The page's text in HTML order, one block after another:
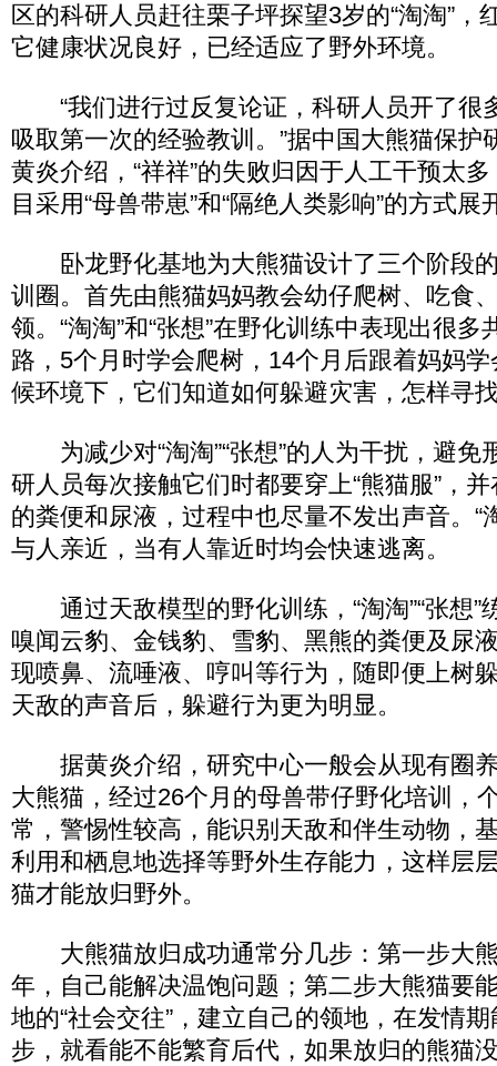
区的科研人员赶往栗子坪探望3岁的“淘淘”，
它健康状况良好，已经适应了野外环境。
“我们进行过反复论证，科研人员开了很
吸取第一次的经验教训。”据中国大熊猫保护
黄炎介绍，“祥祥”的失败归因于人工干预太
目采用“母兽带崽”和“隔绝人类影响”的方式展
卧龙野化基地为大熊猫设计了三个阶段
训圈。首先由熊猫妈妈教会幼仔爬树、吃食
领。“淘淘”和“张想”在野化训练中表现出很
路，5个月时学会爬树，14个月后跟着妈妈
候环境下，它们知道如何躲避灾害，怎样寻
为减少对“淘淘”“张想”的人为干扰，避免
研人员每次接触它们时都要穿上“熊猫服”，
的粪便和尿液，过程中也尽量不发出声音。“
与人亲近，当有人靠近时均会快速逃离。
通过天敌模型的野化训练，“淘淘”“张想”
嗅闻云豹、金钱豹、雪豹、黑熊的粪便及尿
现喷鼻、流唾液、哼叫等行为，随即便上树
天敌的声音后，躲避行为更为明显。
据黄炎介绍，研究中心一般会从现有圈
大熊猫，经过26个月的母兽带仔野化培训，
常，警惕性较高，能识别天敌和伴生动物，
利用和栖息地选择等野外生存能力，这样层
猫才能放归野外。
大熊猫放归成功通常分几步：第一步大
年，自己能解决温饱问题；第二步大熊猫要
地的“社会交往”，建立自己的领地，在发情期
步，就看能不能繁育后代，如果放归的熊猫